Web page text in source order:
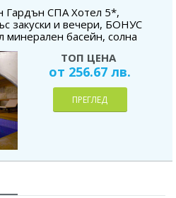
Гардън СПА Хотел 5*,
закуски и вечери, БОНУС
минерален басейн, солна
безплатно за дете до 5.99
ТОП ЦЕНА
от 256.67 лв.
ПРЕГЛЕД